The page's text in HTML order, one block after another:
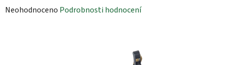
Průměrné
Neohodnoceno Podrobnosti hodnocení